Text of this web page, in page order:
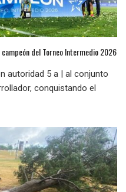
del Torneo Intermedio 2026
autoridad 5 a | al conjunto
conquistando el